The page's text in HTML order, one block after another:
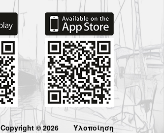
Copyright © 2026 Υλοποίηση